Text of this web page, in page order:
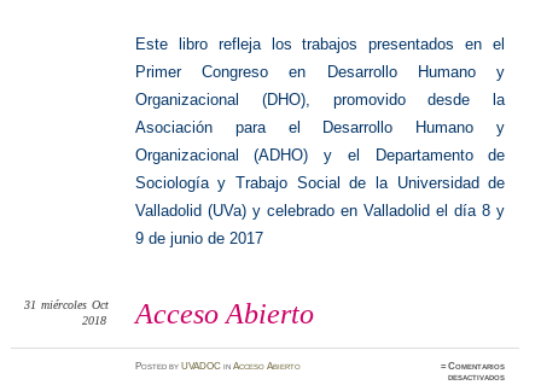
Este libro refleja los trabajos presentados en el
Primer Congreso en Desarrollo Humano y
Organizacional (DHO), promovido desde la
Asociación para el Desarrollo Humano y
Organizacional (ADHO) y el Departamento de
Sociología y Trabajo Social de la Universidad de
Valladolid (UVa) y celebrado en Valladolid el día 8 y
9 de junio de 2017
Acceso Abierto
31 miércoles Oct
2018
PostedbyUVADOC inAcceso Abierto ≈Comentarios
desactivadosen